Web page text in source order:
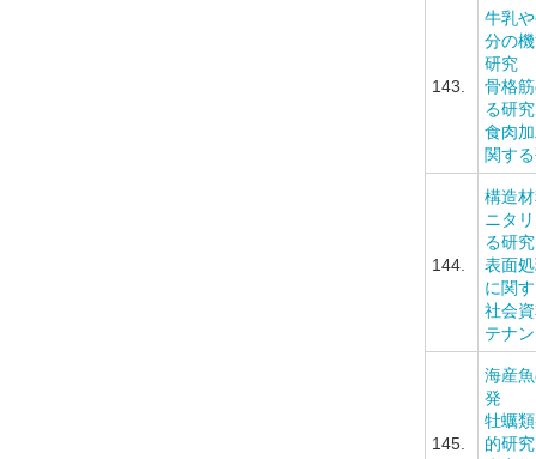
143.
牛乳
分の
研究
骨格
る研究
食肉
関す
144.
構造
ニタ
る研究
表面
に関
社会
テナ
145.
海産
発
牡蠣
的研究